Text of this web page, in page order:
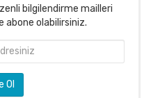
bilgilendirme mailleri
abone olabilirsiniz.